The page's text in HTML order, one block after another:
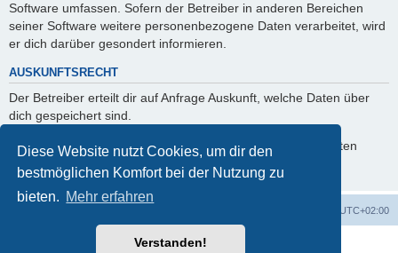
Diese Website nutzt Cookies, um dir den
bestmöglichen Komfort bei der Nutzung zu
bieten. Mehr erfahren
Verstanden!
Software umfassen. Sofern der Betreiber in anderen Bereichen
seiner Software weitere personenbezogene Daten verarbeitet, wird
er dich darüber gesondert informieren.
AUSKUNFTSRECHT
Der Betreiber erteilt dir auf Anfrage Auskunft, welche Daten über
dich gespeichert sind.
Du kannst jederzeit die Löschung bzw. Sperrung deiner Daten
verlangen. Kontaktiere hierzu bitte den Betreiber.
UTC+02:00
Powered byphpBB® Forum Software © phpBB Limited